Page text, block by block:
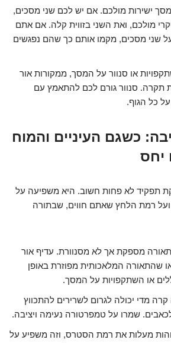
ישירות מולכם. אם יש לכם שני מסכים,
מולכם, ואת השני בזווית קלה. אם אתם
על שני מסכים, מקמו אותם כך שהם נפגשים
או סנוור על המסך, ממקורות אור
תקרה. סנוור גורם לכם להתאמץ עם
כל הגוף.
כשגם העיניים והמוח
יחס
תפקיד לא פחות חשוב. היא משפיעה על
רמת הלחץ שאתם חווים, שבתורה
מספקת אך לא מסנוורת. עדיף אור
שהתאורה המלאכותית מפוזרת באופן
או השתקפויות על המסך.
מדי יכולה לגרום לשרירים להתכווץ
שמרו על טמפרטורה נעימה ויציבה.
מעלות את רמת הסטרס, וזה משפיע על